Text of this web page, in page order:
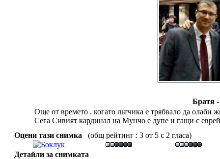
Братя -
Още от времето , когато льтчика е трябвало да олаби
Сега Сивият кардинал на Мунчо е дупе и гащи с
Оцени тази снимка
(общ рейтинг : 3 от 5 с 2 гласа)
Детайли за снимката